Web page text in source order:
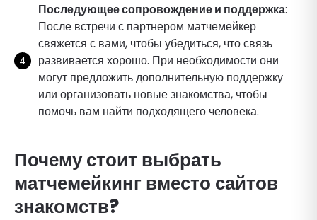
Последующее сопровождение и поддержка:
После встречи с партнером матчемейкер
свяжется с вами, чтобы убедиться, что связь
развивается хорошо. При необходимости они
могут предложить дополнительную поддержку
или организовать новые знакомства, чтобы
помочь вам найти подходящего человека.
Почему стоит выбрать
матчемейкинг вместо сайтов
знакомств?